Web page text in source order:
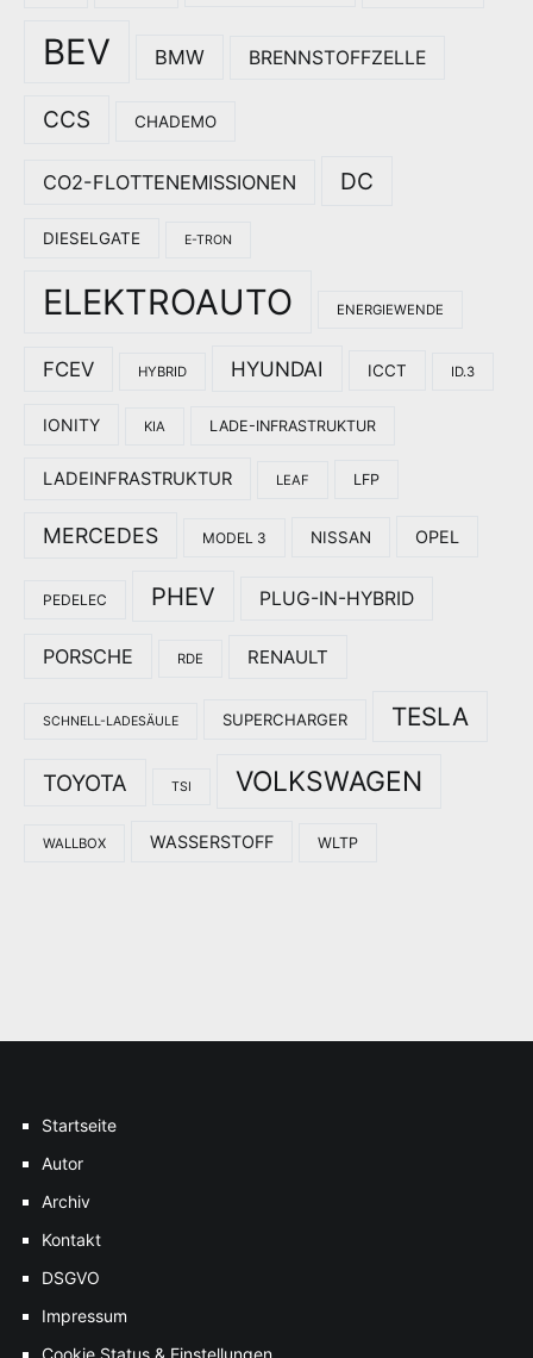
BEV BMW BRENNSTOFFZELLE
CCS CHADEMO
CO2-FLOTTENEMISSIONEN DC
DIESELGATE E-TRON
ELEKTROAUTO ENERGIEWENDE
FCEV HYBRID HYUNDAI ICCT ID.3
IONITY KIA LADE-INFRASTRUKTUR
LADEINFRASTRUKTUR LEAF LFP
MERCEDES MODEL 3 NISSAN OPEL
PEDELEC PHEV PLUG-IN-HYBRID
PORSCHE RDE RENAULT
SCHNELL-LADESÄULE SUPERCHARGER TESLA
TOYOTA TSI VOLKSWAGEN
WALLBOX WASSERSTOFF WLTP
Startseite
Autor
Archiv
Kontakt
DSGVO
Impressum